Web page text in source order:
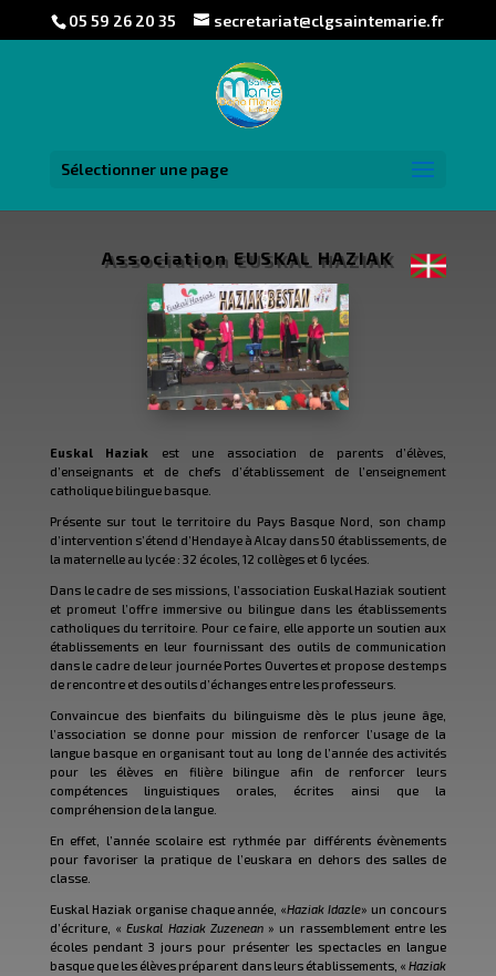
05 59 26 20 35 secretariat@clgsaintemarie.fr
Sélectionner une page
Association EUSKAL HAZIAK
Euskal Haziak est une association de parents d’élèves,
d’enseignants et de chefs d’établissement de l’enseignement
catholique bilingue basque.
Présente sur tout le territoire du Pays Basque Nord, son champ
d’intervention s’étend d’Hendaye à Alcay dans 50 établissements, de
la maternelle au lycée : 32 écoles, 12 collèges et 6 lycées.
Dans le cadre de ses missions, l’association Euskal Haziak soutient
et promeut l’offre immersive ou bilingue dans les établissements
catholiques du territoire. Pour ce faire, elle apporte un soutien aux
établissements en leur fournissant des outils de communication
dans le cadre de leur journée Portes Ouvertes et propose des temps
de rencontre et des outils d’échanges entre les professeurs.
Convaincue des bienfaits du bilinguisme dès le plus jeune âge,
l’association se donne pour mission de renforcer l’usage de la
langue basque en organisant tout au long de l’année des activités
pour les élèves en filière bilingue afin de renforcer leurs
compétences linguistiques orales, écrites ainsi que la
compréhension de la langue.
En effet, l’année scolaire est rythmée par différents évènements
pour favoriser la pratique de l’euskara en dehors des salles de
classe.
Euskal Haziak organise chaque année, «Haziak Idazle» un concours
d’écriture, «Euskal Haziak Zuzenean» un rassemblement entre les
écoles pendant 3 jours pour présenter les spectacles en langue
basque que les élèves préparent dans leurs établissements, «Haziak